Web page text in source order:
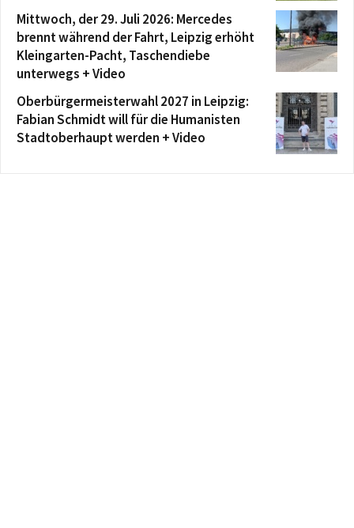
Mittwoch, der 29. Juli 2026: Mercedes
brennt während der Fahrt, Leipzig erhöht
Kleingarten-Pacht, Taschendiebe
unterwegs + Video
Oberbürgermeisterwahl 2027 in Leipzig:
Fabian Schmidt will für die Humanisten
Stadtoberhaupt werden + Video